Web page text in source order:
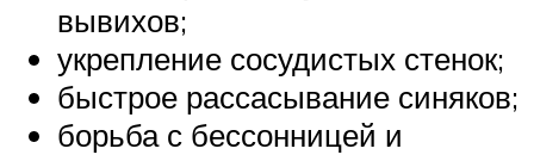
вывихов;
укрепление сосудистых стенок;
быстрое рассасывание синяков;
борьба с бессонницей и